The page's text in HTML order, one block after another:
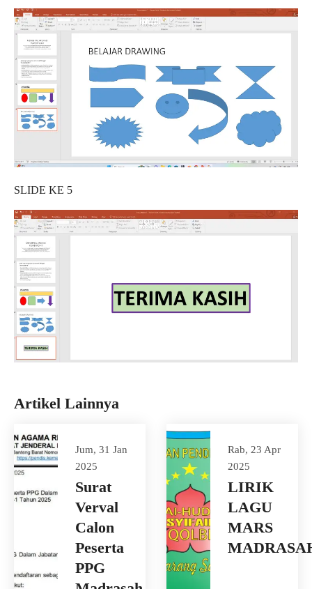
SLIDE KE 5
Artikel Lainnya
Jum, 31 Jan
2025
Surat
Verval
Calon
Peserta
PPG
Rab, 23 Apr
2025
LIRIK
LAGU
MARS